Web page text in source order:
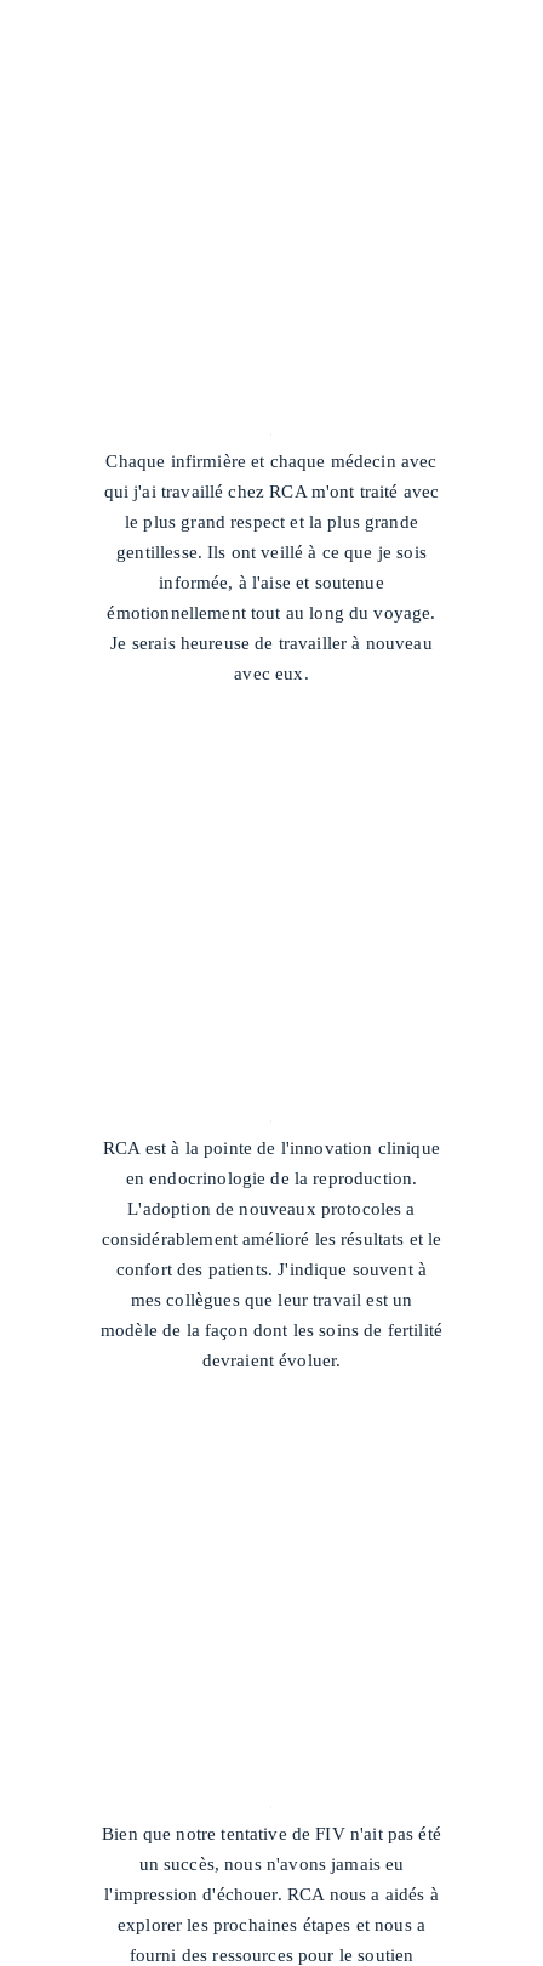
Chaque infirmière et chaque médecin avec
qui j'ai travaillé chez RCA m'ont traité avec
le plus grand respect et la plus grande
gentillesse. Ils ont veillé à ce que je sois
informée, à l'aise et soutenue
émotionnellement tout au long du voyage.
Je serais heureuse de travailler à nouveau
avec eux.
RCA est à la pointe de l'innovation clinique
en endocrinologie de la reproduction.
L'adoption de nouveaux protocoles a
considérablement amélioré les résultats et le
confort des patients. J'indique souvent à
mes collègues que leur travail est un
modèle de la façon dont les soins de fertilité
devraient évoluer.
Bien que notre tentative de FIV n'ait pas été
un succès, nous n'avons jamais eu
l'impression d'échouer. RCA nous a aidés à
explorer les prochaines étapes et nous a
fourni des ressources pour le soutien